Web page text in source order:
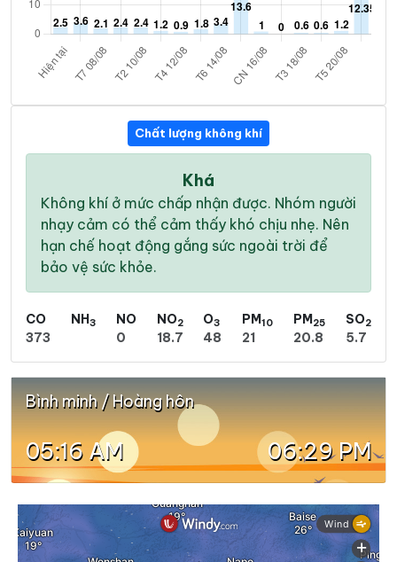
Chất lượng không khí
Khá
Không khí ở mức chấp nhận được. Nhóm người
nhạy cảm có thể cảm thấy khó chịu nhẹ. Nên
hạn chế hoạt động gắng sức ngoài trời để
bảo vệ sức khỏe.
CO
373
NH3
NO
0
NO2
18.7
O3
48
PM10
21
PM25
20.8
SO2
5.7
Bình minh / Hoàng hôn
05:16 AM 06:29 PM